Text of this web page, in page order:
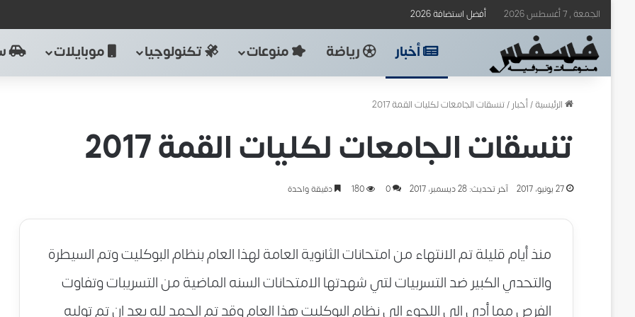
الجمعة , 7 أغسطس 2026 أفضل استضافة 2026
أخبار رياضة منوعات تكنولوجيا موبايلات
الرئيسية/أخبار/تنسقات الجامعات لكليات القمة 2017
تنسقات الجامعات لكليات القمة 2017
27 يونيو، 2017 آخر تحديث: 28 ديسمبر، 2017 0
180 دقيقة واحدة
منذ أيام قليلة تم الانتهاء من امتحانات الثانوية العامة لهذا العام بنظام البوكليت وتم السيطرة
والتحدي الكبير ضد التسربيات لتي شهدتها الامتحانات السنه الماضية من التسريبات وتفاوت
الفرص مما أدي الي اللجوء الي نظام البوكليت هذا العام وقد تم الحمد لله بعد ان تم توليه